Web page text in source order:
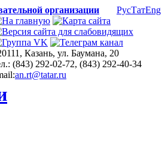
организации РусТатEng
Казань, ул. Баумана, 20
(843) 292-02-72, (843) 292-40-34
an.rt@tatar.ru